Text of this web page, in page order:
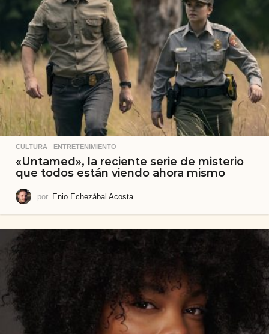
CULTURA ,ENTRETENIMIENTO
«Untamed», la reciente serie de misterio
que todos están viendo ahora mismo
por Enio Echezábal Acosta